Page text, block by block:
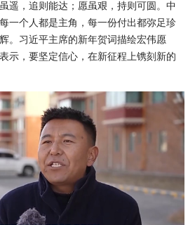
遥，追则能达；愿虽艰，持则可圆。中
一个人都是主角，每一份付出都弥足珍
。习近平主席的新年贺词描绘宏伟愿
示，要坚定信心，在新征程上镌刻新的